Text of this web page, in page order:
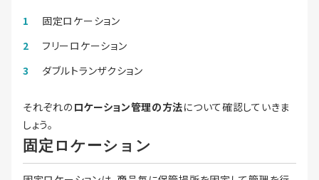
固定ロケーション
フリーロケーション
ダブルトランザクション
それぞれのロケーション管理の方法について確認していきま
しょう。
固定ロケーション